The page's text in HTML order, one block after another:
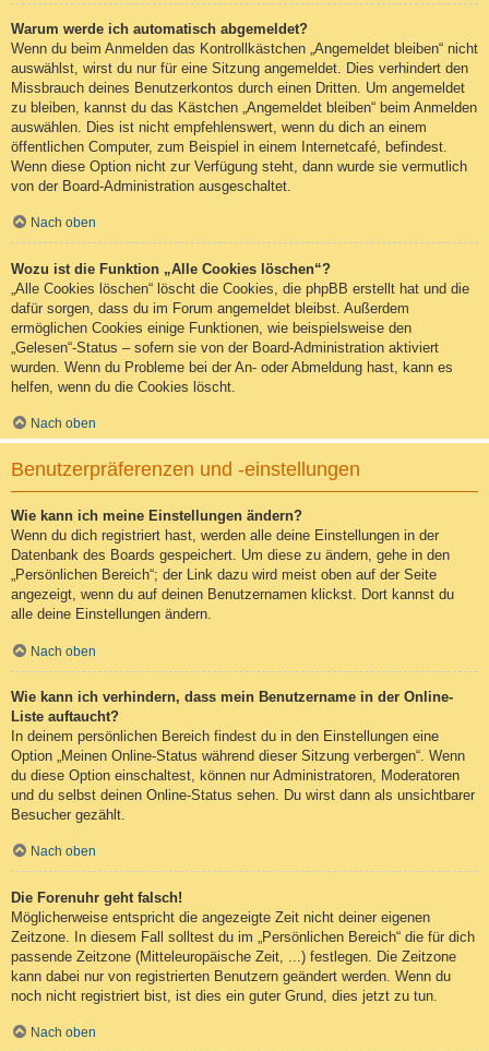
Warum werde ich automatisch abgemeldet?
Wenn du beim Anmelden das Kontrollkästchen „Angemeldet bleiben“ nicht
auswählst, wirst du nur für eine Sitzung angemeldet. Dies verhindert den
Missbrauch deines Benutzerkontos durch einen Dritten. Um angemeldet
zu bleiben, kannst du das Kästchen „Angemeldet bleiben“ beim Anmelden
auswählen. Dies ist nicht empfehlenswert, wenn du dich an einem
öffentlichen Computer, zum Beispiel in einem Internetcafé, befindest.
Wenn diese Option nicht zur Verfügung steht, dann wurde sie vermutlich
von der Board-Administration ausgeschaltet.
Nach oben
Wozu ist die Funktion „Alle Cookies löschen“?
„Alle Cookies löschen“ löscht die Cookies, die phpBB erstellt hat und die
dafür sorgen, dass du im Forum angemeldet bleibst. Außerdem
ermöglichen Cookies einige Funktionen, wie beispielsweise den
„Gelesen“-Status – sofern sie von der Board-Administration aktiviert
wurden. Wenn du Probleme bei der An- oder Abmeldung hast, kann es
helfen, wenn du die Cookies löscht.
Nach oben
Benutzerpräferenzen und -einstellungen
Wie kann ich meine Einstellungen ändern?
Wenn du dich registriert hast, werden alle deine Einstellungen in der
Datenbank des Boards gespeichert. Um diese zu ändern, gehe in den
„Persönlichen Bereich“; der Link dazu wird meist oben auf der Seite
angezeigt, wenn du auf deinen Benutzernamen klickst. Dort kannst du
alle deine Einstellungen ändern.
Nach oben
Wie kann ich verhindern, dass mein Benutzername in der Online-
Liste auftaucht?
In deinem persönlichen Bereich findest du in den Einstellungen eine
Option „Meinen Online-Status während dieser Sitzung verbergen“. Wenn
du diese Option einschaltest, können nur Administratoren, Moderatoren
und du selbst deinen Online-Status sehen. Du wirst dann als unsichtbarer
Besucher gezählt.
Nach oben
Die Forenuhr geht falsch!
Möglicherweise entspricht die angezeigte Zeit nicht deiner eigenen
Zeitzone. In diesem Fall solltest du im „Persönlichen Bereich“ die für dich
passende Zeitzone (Mitteleuropäische Zeit, ...) festlegen. Die Zeitzone
kann dabei nur von registrierten Benutzern geändert werden. Wenn du
noch nicht registriert bist, ist dies ein guter Grund, dies jetzt zu tun.
Nach oben